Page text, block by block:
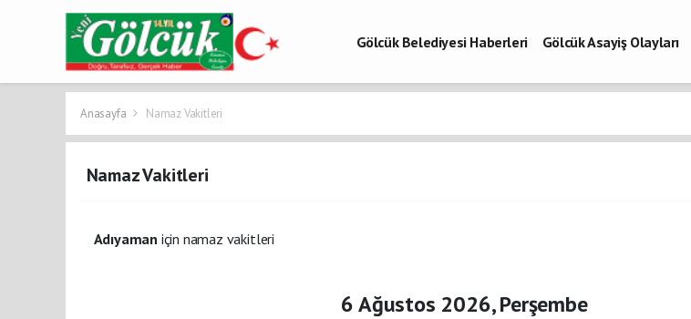
Gölcük Belediyesi Haberleri Gölcük Asayiş Olayları
Anasayfa Namaz Vakitleri
Namaz Vakitleri
Adıyaman için namaz vakitleri
6 Ağustos 2026, Perşembe